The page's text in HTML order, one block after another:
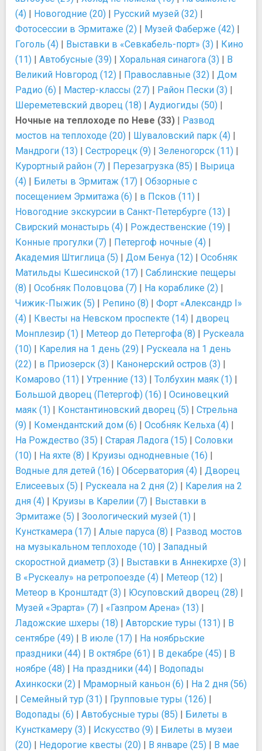
(4) | Новогодние (20) | Русский музей (32) |
Фотосессии в Эрмитаже (2) | Музей Фаберже (42) |
Гоголь (4) | Выставки в «Севкабель-порт» (3) | Кино
(11) | Автобусные (39) | Хоральная синагога (3) | В
Великий Новгород (12) | Православные (32) | Дом
Радио (6) | Мастер-классы (27) | Район Пески (3) |
Шереметевский дворец (18) | Аудиогиды (50) |
Ночные на теплоходе по Неве (33) | Развод
мостов на теплоходе (20) | Шуваловский парк (4) |
Мандроги (13) | Сестрорецк (9) | Зеленогорск (11) |
Курортный район (7) | Перезагрузка (85) | Вырица
(4) | Билеты в Эрмитаж (17) | Обзорные с
посещением Эрмитажа (6) | в Псков (11) |
Новогодние экскурсии в Санкт-Петербурге (13) |
Свирский монастырь (4) | Рождественские (19) |
Конные прогулки (7) | Петергоф ночные (4) |
Академия Штиглица (5) | Дом Бенуа (12) | Особняк
Матильды Кшесинской (17) | Саблинские пещеры
(8) | Особняк Половцова (7) | На кораблике (2) |
Чижик-Пыжик (5) | Репино (8) | Форт «Александр I»
(4) | Квесты на Невском проспекте (14) | дворец
Монплезир (1) | Метеор до Петергофа (8) | Рускеала
(10) | Карелия на 1 день (29) | Рускеала на 1 день
(22) | в Приозерск (3) | Канонерский остров (3) |
Комарово (11) | Утренние (13) | Толбухин маяк (1) |
Большой дворец (Петергоф) (16) | Осиновецкий
маяк (1) | Константиновский дворец (5) | Стрельна
(9) | Комендантский дом (6) | Особняк Кельха (4) |
На Рождество (35) | Старая Ладога (15) | Соловки
(10) | На яхте (8) | Круизы однодневные (16) |
Водные для детей (16) | Обсерватория (4) | Дворец
Елисеевых (5) | Рускеала на 2 дня (2) | Карелия на 2
дня (4) | Круизы в Карелии (7) | Выставки в
Эрмитаже (5) | Зоологический музей (1) |
Кунсткамера (17) | Алые паруса (8) | Развод мостов
на музыкальном теплоходе (10) | Западный
скоростной диаметр (3) | Выставки в Аннекирхе (3) |
В «Рускеалу» на ретропоезде (4) | Метеор (12) |
Метеор в Кронштадт (3) | Юсуповский дворец (28) |
Музей «Эрарта» (7) | «Газпром Арена» (13) |
Ладожские шхеры (18) | Авторские туры (131) | В
сентябре (49) | В июле (17) | На ноябрьские
праздники (44) | В октябре (61) | В декабре (45) | В
ноябре (48) | На праздники (44) | Водопады
Ахинкоски (2) | Мраморный каньон (6) | На 2 дня (56)
| Семейный тур (31) | Групповые туры (126) |
Водопады (6) | Автобусные туры (85) | Билеты в
Кунсткамеру (3) | Искусство (9) | Билеты в музеи
(20) | Недорогие квесты (20) | В январе (25) | В мае